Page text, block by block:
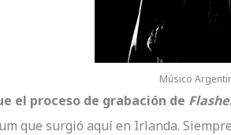
Músico
el proceso de grabación de
que surgió aquí en Irlanda.